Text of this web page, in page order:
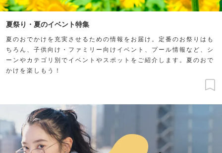
夏祭り・夏のイベント特集
夏のおでかけを充実させるための情報をお届け。定番のお祭りはも
ちろん、子供向け・ファミリー向けイベント、プール情報など、シ
ーンやカテゴリ別でイベントやスポットをご紹介します。夏のおで
かけを楽しもう！